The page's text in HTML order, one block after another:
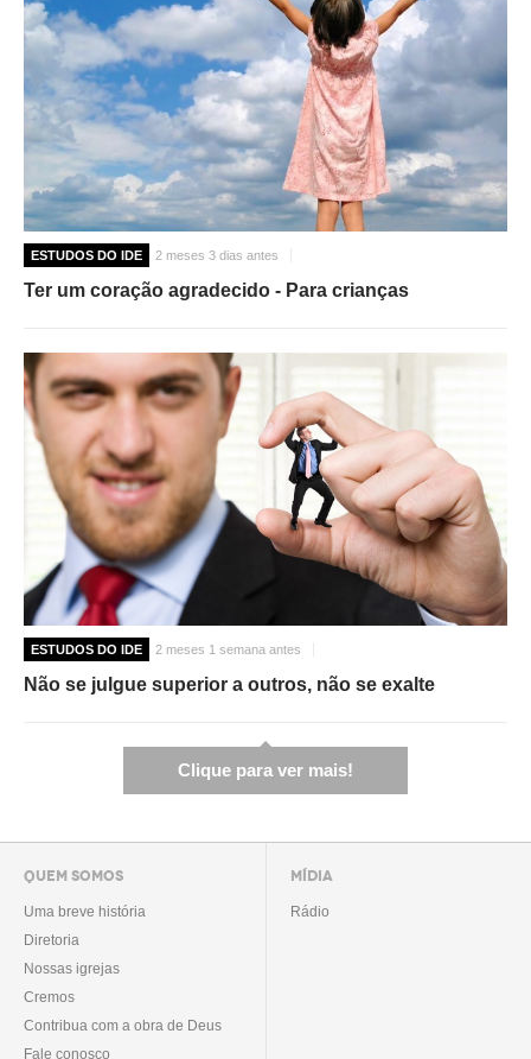
ESTUDOS DO IDE 2 meses 3 dias antes
Ter um coração agradecido - Para crianças
ESTUDOS DO IDE 2 meses 1 semana antes
Não se julgue superior a outros, não se exalte
Clique para ver mais!
QUEM SOMOS
Uma breve história
Diretoria
Nossas igrejas
Cremos
Contribua com a obra de Deus
Fale conosco
MÍDIA
Rádio